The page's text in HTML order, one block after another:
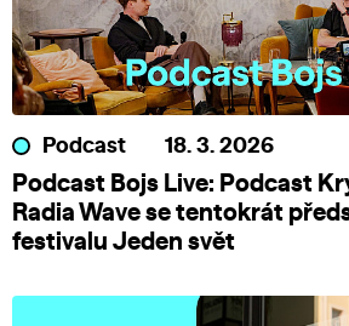
Podcast 18. 3. 2026
Podcast Bojs Live: Podcast
Radia Wave se tentokrát
festivalu Jeden svět